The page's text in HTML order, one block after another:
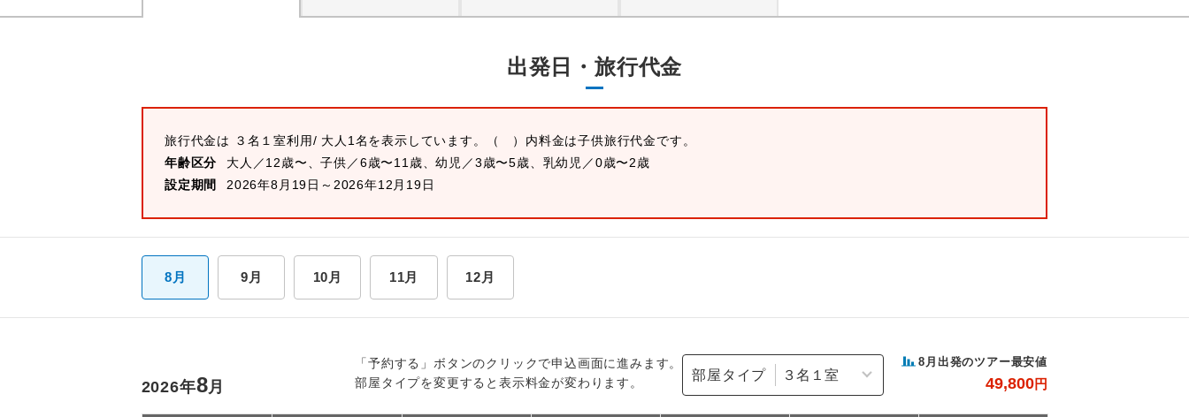
出発日・旅行代金
旅行代金は ３名１室利用/ 大人1名を表示しています。
（ ）内料金は子供旅行代金です。
年齢区分
大人／12歳〜、子供／6歳〜11歳、幼児／3歳〜5歳、乳幼児／0歳〜2歳
設定期間
2026年8月19日～2026年12月19日
8月 9月 10月 11月 12月
「予約する」ボタンのクリックで申込画面に進みます。
部屋タイプを変更すると表示料金が変わります。
部屋タイプ
8 月出発のツアー最安値
49,800円
2026年8月